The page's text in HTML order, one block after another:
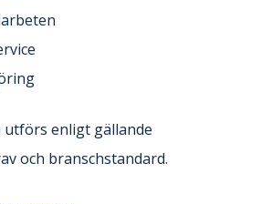
utförs enligt gällande
och branschstandard.